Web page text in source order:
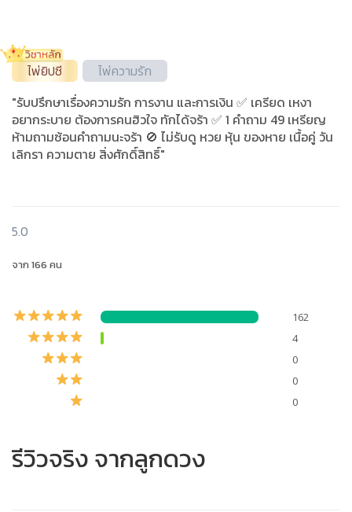
ไพ่ยิปซี
ไพ่ความรัก
"รับปรึกษาเรื่องความรัก การงาน และการเงิน ✅️ เครียด เหงา
อยากระบาย ต้องการคนฮิวใจ ทักได้จร้า ✅️ 1 คำถาม 49 เหรียญ
ห้ามถามซ้อนคำถามนะจร้า 🚫 ไม่รับดู หวย หุ้น ของหาย เนื้อคู่ วัน
เลิกรา ความตาย สิ่งศักดิ์สิทธิ์"
5.0
จาก 166 คน
162
4
0
0
0
รีวิวจริง จากลูกดวง